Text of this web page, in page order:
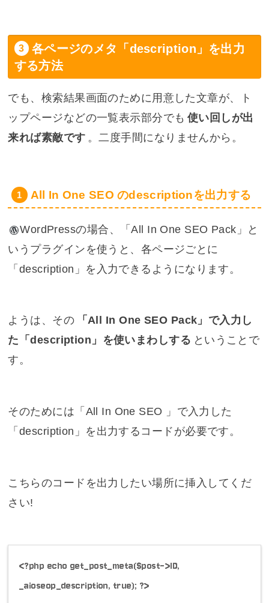
各ページのメタ「description」を出力
する方法
でも、検索結果画面のために用意した文章が、ト
ップページなどの一覧表示部分でも 使い回しが出
来れば素敵です 。二度手間になりませんから。
All In One SEO のdescriptionを出力する
WordPressの場合、「All In One SEO Pack」と
いうプラグインを使うと、各ページごとに
「description」を入力できるようになります。
ようは、その
「All In One SEO Pack」で入力し
た「description」を使いまわしする ということで
す。
そのためには「All In One SEO 」で入力した
「description」を出力するコードが必要です。
こちらのコードを出力したい場所に挿入してくだ
さい!
<?php echo get_post_meta($post->ID,
_aioseop_description, true); ?>